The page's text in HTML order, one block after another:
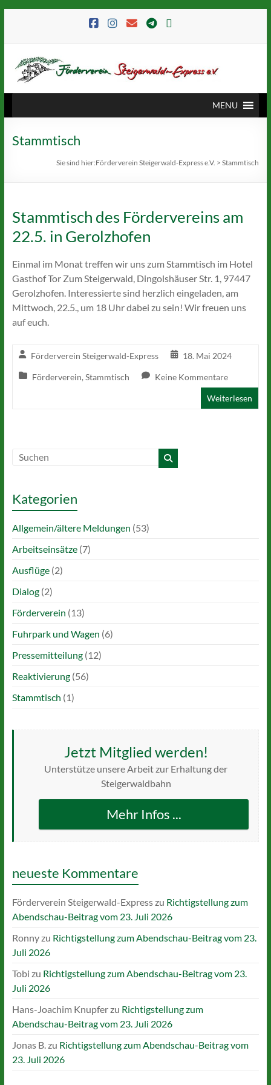
MENU
Stammtisch
Sie sind hier:Förderverein Steigerwald-Express e.V. >Stammtisch
Stammtisch des Fördervereins am
22.5. in Gerolzhofen
Einmal im Monat treffen wir uns zum Stammtisch im Hotel
Gasthof Tor Zum Steigerwald, Dingolshäuser Str. 1, 97447
Gerolzhofen. Interessierte sind herzlich eingeladen, am
Mittwoch, 22.5., um 18 Uhr dabei zu sein! Wir freuen uns
auf euch.
Förderverein Steigerwald-Express 18. Mai 2024
Förderverein, Stammtisch Keine Kommentare
Weiterlesen
Kategorien
Allgemein/ältere Meldungen (53)
Arbeitseinsätze(7)
Ausflüge(2)
Dialog(2)
Förderverein (13)
Fuhrpark und Wagen (6)
Pressemitteilung(12)
Reaktivierung(56)
Stammtisch (1)
Jetzt Mitglied werden!
Unterstütze unsere Arbeit zur Erhaltung der
Steigerwaldbahn
Mehr Infos ...
neueste Kommentare
Förderverein Steigerwald-Expresszu Richtigstellung zum
Abendschau-Beitrag vom 23. Juli 2026
Ronnyzu Richtigstellung zum Abendschau-Beitrag vom 23.
Juli 2026
Tobi zu Richtigstellung zum Abendschau-Beitrag vom 23.
Juli 2026
Hans-Joachim Knupferzu Richtigstellung zum
Abendschau-Beitrag vom 23. Juli 2026
Jonas B. zu Richtigstellung zum Abendschau-Beitrag vom
23. Juli 2026